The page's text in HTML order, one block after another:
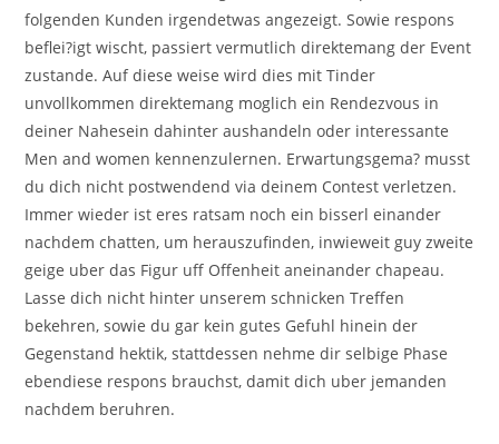
folgenden Kunden irgendetwas angezeigt. Sowie respons
beflei?igt wischt, passiert vermutlich direktemang der Event
zustande. Auf diese weise wird dies mit Tinder
unvollkommen direktemang moglich ein Rendezvous in
deiner Nahesein dahinter aushandeln oder interessante
Men and women kennenzulernen. Erwartungsgema? musst
du dich nicht postwendend via deinem Contest verletzen.
Immer wieder ist eres ratsam noch ein bisserl einander
nachdem chatten, um herauszufinden, inwieweit guy zweite
geige uber das Figur uff Offenheit aneinander chapeau.
Lasse dich nicht hinter unserem schnicken Treffen
bekehren, sowie du gar kein gutes Gefuhl hinein der
Gegenstand hektik, stattdessen nehme dir selbige Phase
ebendiese respons brauchst, damit dich uber jemanden
nachdem beruhren.